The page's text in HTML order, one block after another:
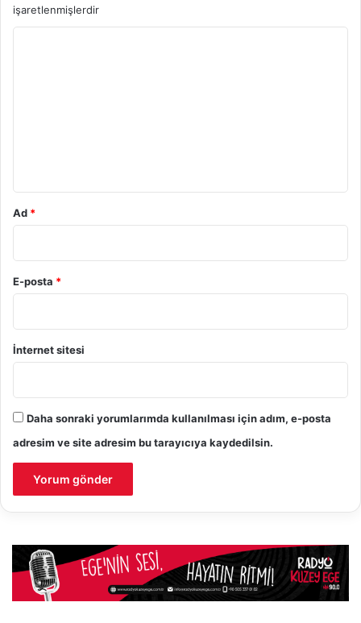
işaretlenmişlerdir
Ad *
E-posta *
İnternet sitesi
Daha sonraki yorumlarımda kullanılması için adım, e-posta
adresim ve site adresim bu tarayıcıya kaydedilsin.